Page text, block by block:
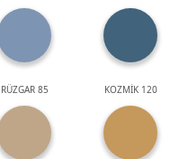
RÜZGAR 85 KOZMİK 120